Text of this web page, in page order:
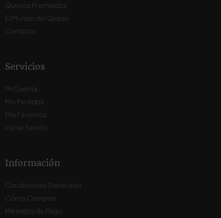
Quesos Premiados
El Mundo del Queso
Contacto
Servicios
Mi Cuenta
Mis Pedidos
Mis Favoritos
Iniciar Sesión
Información
Condiciones Generales
Cómo Comprar
Métodos de Pago